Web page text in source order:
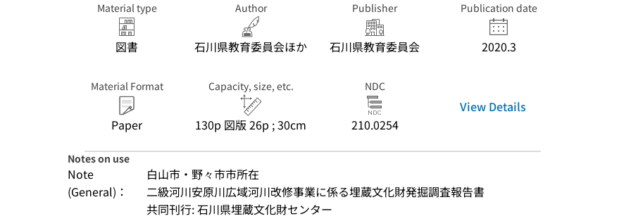
Material type
図書
Author
石川県教育委員会ほか
Publisher
石川県教育委員会
Publication date
2020.3
Material Format
Paper
Capacity, size, etc.
130p 図版 26p ; 30cm
NDC
210.0254
View Details
Notes on use
Note
(General)：
白山市・野々市市所在
二級河川安原川広域河川改修事業に係る埋蔵文化財発掘調査報告書
共同刊行: 石川県埋蔵文化財センター